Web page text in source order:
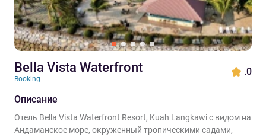
Bella Vista Waterfront
Booking
.0
Описание
Отель Bella Vista Waterfront Resort, Kuah Langkawi с видом на
Андаманское море, окруженный тропическими садами,